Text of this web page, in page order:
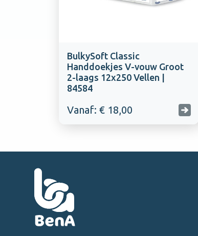
BulkySoft Classic
Handdoekjes V-vouw Groot
2-laags 12x250 Vellen |
84584
Vanaf: € 18,00